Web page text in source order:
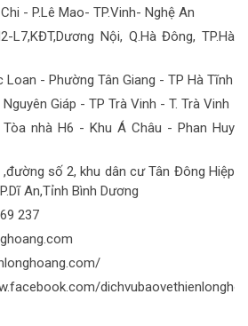
- P.Lê Mao- TP.Vinh- Nghệ An
L7,KĐT,Dương Nội, Q.Hà Đông, TP.Hà
Loan - Phường Tân Giang - TP Hà Tĩnh
Giáp - TP Trà Vinh - T. Trà Vinh
nhà H6 - Khu Á Châu - Phan Huy
số 2, khu dân cư Tân Đông Hiệp
An,Tỉnh Bình Dương
237